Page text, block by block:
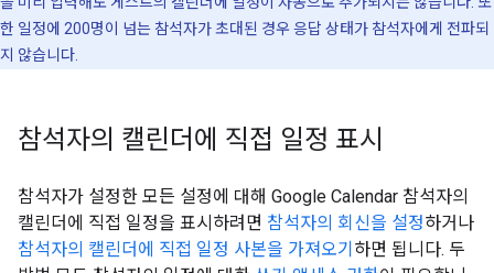
한 일정에 200명이 넘는 참석자가 초대된 경우 응답 상태가 참석자에게 전파되
지 않습니다.
참석자의 캘린더에 직접 일정 표시
참석자가 설정한 모든 설정에 대해 Google Calendar 참석자의
캘린더에 직접 일정을 표시하려면 참석자의 회신을 설정하거나
참석자의 캘린더에 직접 일정 사본을 가져오기 하면 됩니다. 두